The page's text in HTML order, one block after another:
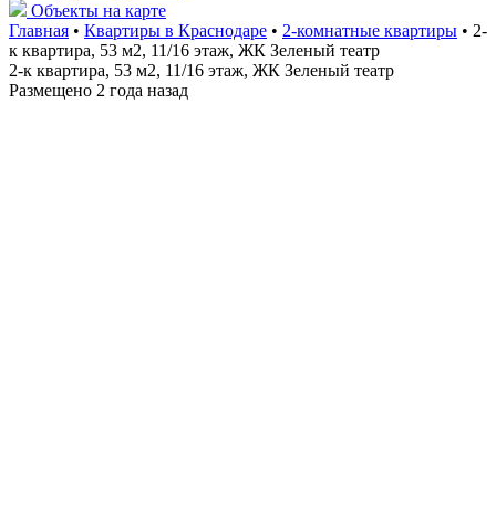
Объекты на карте
Главная • Квартиры в Краснодаре • 2-комнатные квартиры • 2-
к квартира, 53 м2, 11/16 этаж, ЖК Зеленый театр
2-к квартира, 53 м2, 11/16 этаж, ЖК Зеленый театр
Размещено 2 года назад